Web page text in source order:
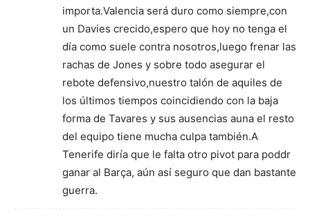
importa.Valencia será duro como siempre,con
un Davies crecido,espero que hoy no tenga el
día como suele contra nosotros,luego frenar las
rachas de Jones y sobre todo asegurar el
rebote defensivo,nuestro talón de aquiles de
los últimos tiempos coincidiendo con la baja
forma de Tavares y sus ausencias auna el resto
del equipo tiene mucha culpa también.A
Tenerife diría que le falta otro pivot para poddr
ganar al Barça, aún así seguro que dan bastante
guerra.